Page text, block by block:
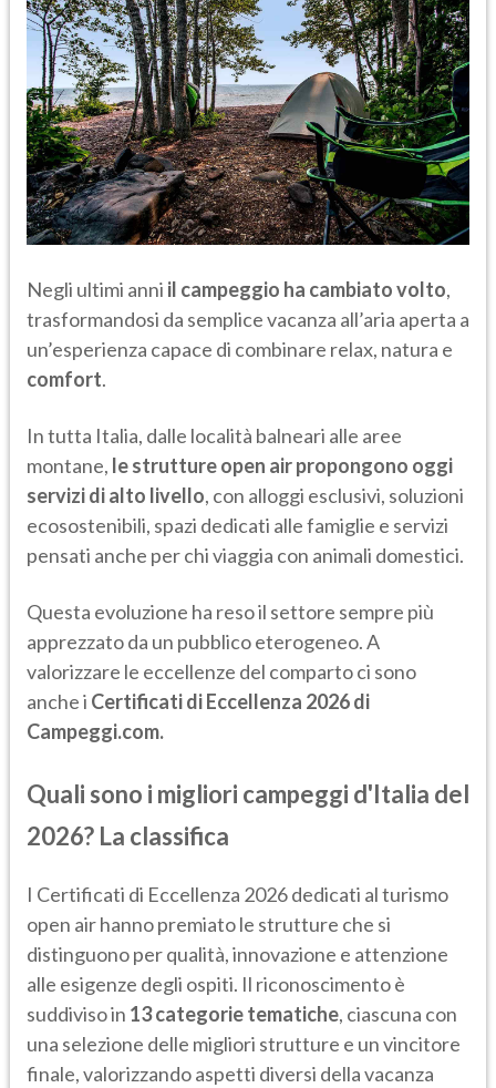
Negli ultimi anni il campeggio ha cambiato volto,
trasformandosi da semplice vacanza all’aria aperta a
un’esperienza capace di combinare relax, natura e
comfort.
In tutta Italia, dalle località balneari alle aree
montane, le strutture open air propongono oggi
servizi di alto livello, con alloggi esclusivi, soluzioni
ecosostenibili, spazi dedicati alle famiglie e servizi
pensati anche per chi viaggia con animali domestici.
Questa evoluzione ha reso il settore sempre più
apprezzato da un pubblico eterogeneo. A
valorizzare le eccellenze del comparto ci sono
anche i Certificati di Eccellenza 2026 di
Campeggi.com.
Quali sono i migliori campeggi d'Italia del
2026? La classifica
I Certificati di Eccellenza 2026 dedicati al turismo
open air hanno premiato le strutture che si
distinguono per qualità, innovazione e attenzione
alle esigenze degli ospiti. Il riconoscimento è
suddiviso in 13 categorie tematiche, ciascuna con
una selezione delle migliori strutture e un vincitore
finale, valorizzando aspetti diversi della vacanza